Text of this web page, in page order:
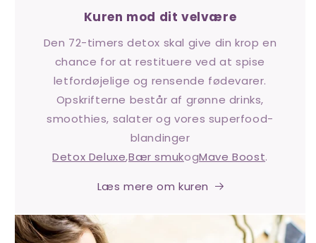
Kuren mod dit velvære
Den 72-timers detox skal give din krop en
chance for at restituere ved at spise
letfordøjelige og rensende fødevarer.
Opskrifterne består af grønne drinks,
smoothies, salater og vores superfood-
blandinger
Detox Deluxe,Bær smukogMave Boost.
Læs mere om kuren